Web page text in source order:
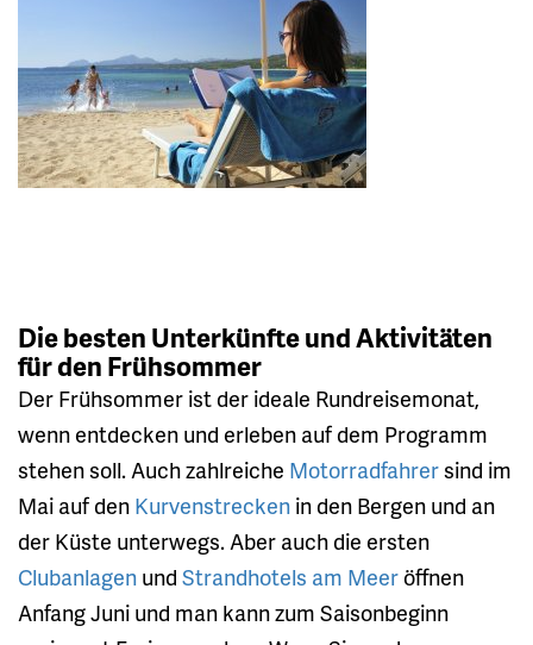
Die besten Unterkünfte und Aktivitäten
für den Frühsommer
Der Frühsommer ist der ideale Rundreisemonat,
wenn entdecken und erleben auf dem Programm
stehen soll. Auch zahlreiche Motorradfahrersind im
Mai auf den Kurvenstrecken in den Bergen und an
der Küste unterwegs. Aber auch die ersten
Clubanlagen und Strandhotels am Meer öffnen
Anfang Juni und man kann zum Saisonbeginn